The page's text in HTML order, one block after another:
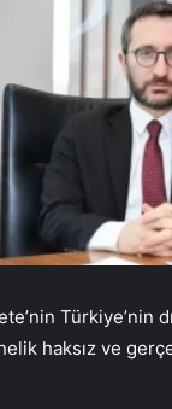
Türkiye’nin
haksız ve